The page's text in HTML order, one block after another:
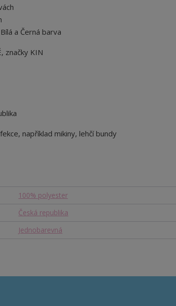
a Černá barva
značky KIN
například mikiny, lehčí bundy
100% polyester
Česká republika
Jednobarevná